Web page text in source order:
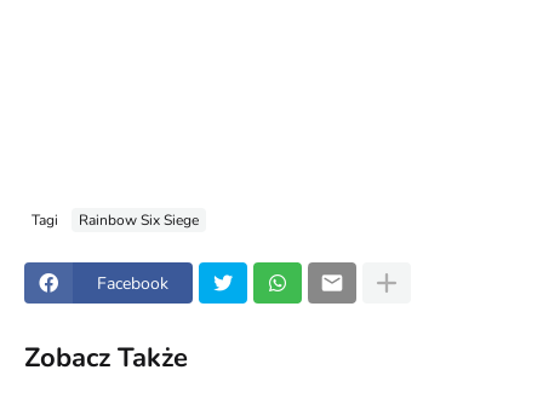
Tagi Rainbow Six Siege
Facebook
Zobacz Także